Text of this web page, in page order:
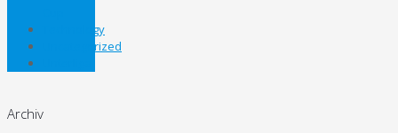
Technology
Uncategorized
Archiv